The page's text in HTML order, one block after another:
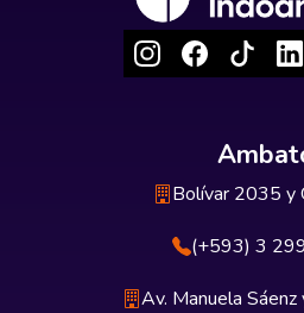
Bolívar 2035 y
(+593) 3
Av. Manuela